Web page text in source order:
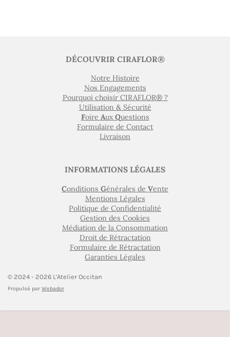
DÉCOUVRIR CIRAFLOR®
Notre Histoire
Nos Engagements
Pourquoi choisir CIRAFLOR® ?
Utilisation & Sécurité
Foire AuxQuestions
Formulaire de Contact
Livraison
INFORMATIONS LÉGALES
Conditions Générales de Vente
Mentions Légales
Politique de Confidentialité
Gestion des Cookies
Médiation de la Consommation
Droit de Rétractation
Formulaire de Rétractation
Garanties Légales
© 2024 - 2026 L'Atelier Occitan
Propulsé par Webador